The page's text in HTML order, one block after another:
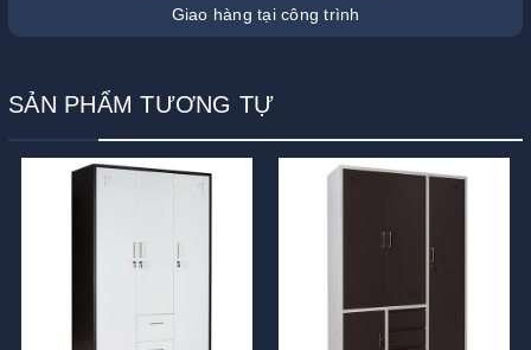
Giao hàng tại công trình
SẢN PHẨM TƯƠNG TỰ